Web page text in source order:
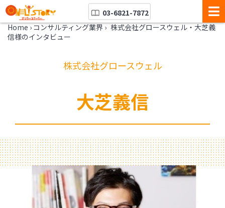
03-6821-7872
Home › コンサルティング業界 › 株式会社グロースウェル・大芝義
信様のインタビュー
株式会社グロースウェル
大芝義信